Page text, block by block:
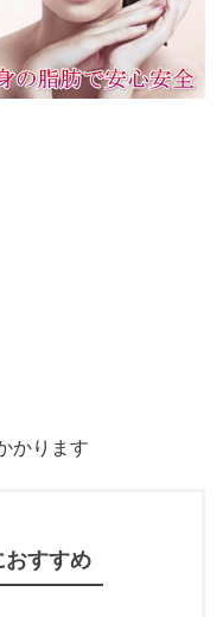
かります
おすすめ